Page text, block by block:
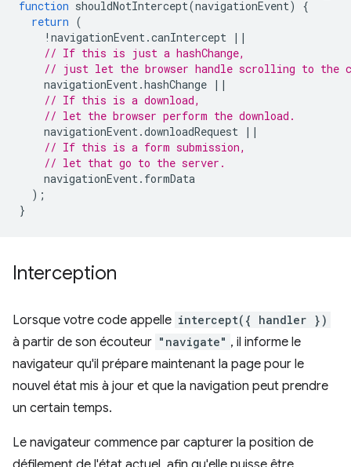
function shouldNotIntercept(navigationEvent)
{
return (
! navigationEvent.canIntercept ||
// If this is just a hashChange,
// just let the browser handle scrolling to the
navigationEvent.hashChange ||
// If this is a download,
// let the browser perform the download.
navigationEvent.downloadRequest ||
// If this is a form submission,
// let that go to the server.
navigationEvent. formData
);
}
Interception
Lorsque votre code appelle intercept({ handler })
à partir de son écouteur "navigate" , il informe le
navigateur qu'il prépare maintenant la page pour le
nouvel état mis à jour et que la navigation peut prendre
un certain temps.
Le navigateur commence par capturer la position de